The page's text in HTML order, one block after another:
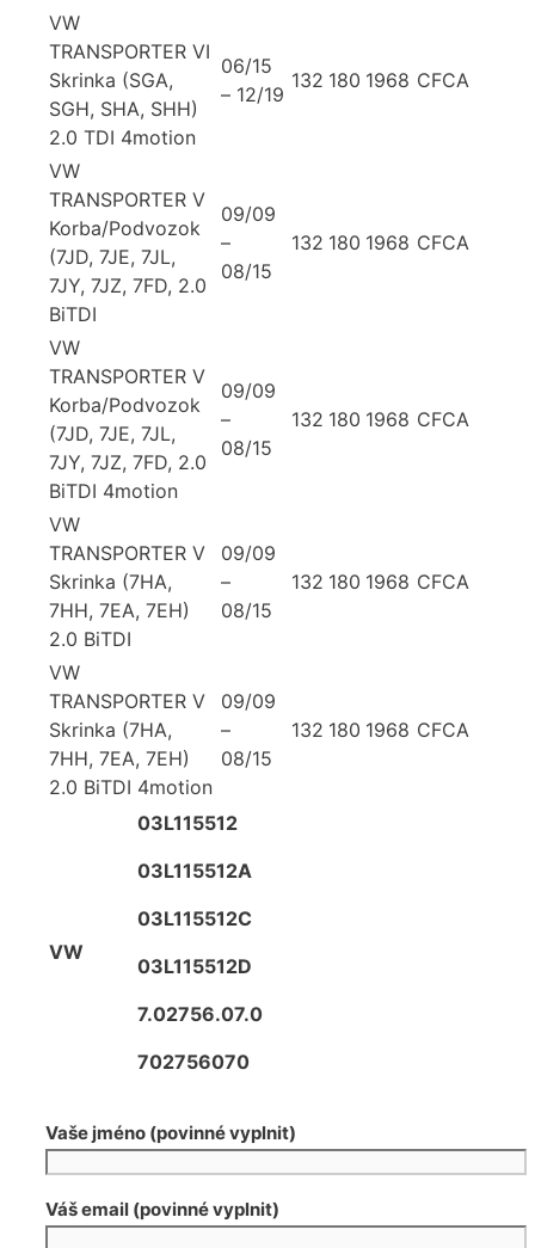
VW
TRANSPORTER VI
Skrinka (SGA,
SGH, SHA, SHH)
2.0 TDI 4motion
06/15
– 12/19
132 180 1968 CFCA
VW
TRANSPORTER V
Korba/Podvozok
(7JD, 7JE, 7JL,
7JY, 7JZ, 7FD, 2.0
BiTDI
09/09
–
08/15
132 180 1968 CFCA
VW
TRANSPORTER V
Korba/Podvozok
(7JD, 7JE, 7JL,
7JY, 7JZ, 7FD, 2.0
BiTDI 4motion
09/09
–
08/15
132 180 1968 CFCA
VW
TRANSPORTER V
Skrinka (7HA,
7HH, 7EA, 7EH)
2.0 BiTDI
09/09
–
08/15
132 180 1968 CFCA
VW
TRANSPORTER V
Skrinka (7HA,
7HH, 7EA, 7EH)
2.0 BiTDI 4motion
09/09
–
08/15
132 180 1968 CFCA
VW
03L115512
03L115512A
03L115512C
03L115512D
7.02756.07.0
702756070
Vaše jméno (povinné vyplnit)
Váš email (povinné vyplnit)